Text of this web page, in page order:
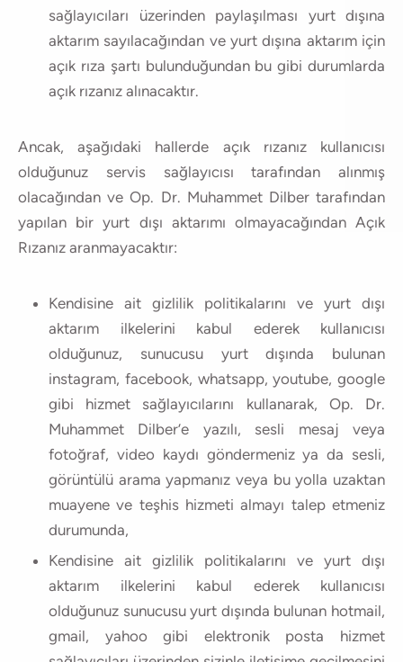
sağlayıcıları üzerinden paylaşılması yurt dışına
aktarım sayılacağından ve yurt dışına aktarım için
açık rıza şartı bulunduğundan bu gibi durumlarda
açık rızanız alınacaktır.
Ancak, aşağıdaki hallerde açık rızanız kullanıcısı
olduğunuz servis sağlayıcısı tarafından alınmış
olacağından ve Op. Dr. Muhammet Dilber tarafından
yapılan bir yurt dışı aktarımı olmayacağından Açık
Rızanız aranmayacaktır:
Kendisine ait gizlilik politikalarını ve yurt dışı
aktarım ilkelerini kabul ederek kullanıcısı
olduğunuz, sunucusu yurt dışında bulunan
instagram, facebook, whatsapp, youtube, google
gibi hizmet sağlayıcılarını kullanarak, Op. Dr.
Muhammet Dilber’e yazılı, sesli mesaj veya
fotoğraf, video kaydı göndermeniz ya da sesli,
görüntülü arama yapmanız veya bu yolla uzaktan
muayene ve teşhis hizmeti almayı talep etmeniz
durumunda,
Kendisine ait gizlilik politikalarını ve yurt dışı
aktarım ilkelerini kabul ederek kullanıcısı
olduğunuz sunucusu yurt dışında bulunan hotmail,
gmail, yahoo gibi elektronik posta hizmet